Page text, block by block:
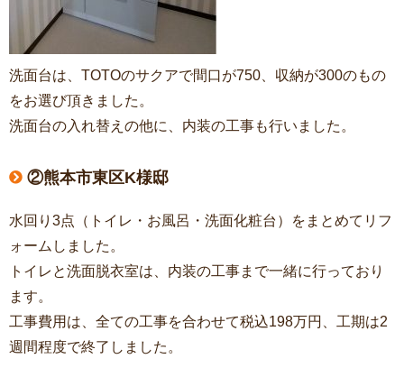
洗面台は、TOTOのサクアで間口が750、収納が300のもの
をお選び頂きました。
洗面台の入れ替えの他に、内装の工事も行いました。
②熊本市東区K様邸
水回り3点（トイレ・お風呂・洗面化粧台）をまとめてリフ
ォームしました。
トイレと洗面脱衣室は、内装の工事まで一緒に行っており
ます。
工事費用は、全ての工事を合わせて税込198万円、工期は2
週間程度で終了しました。